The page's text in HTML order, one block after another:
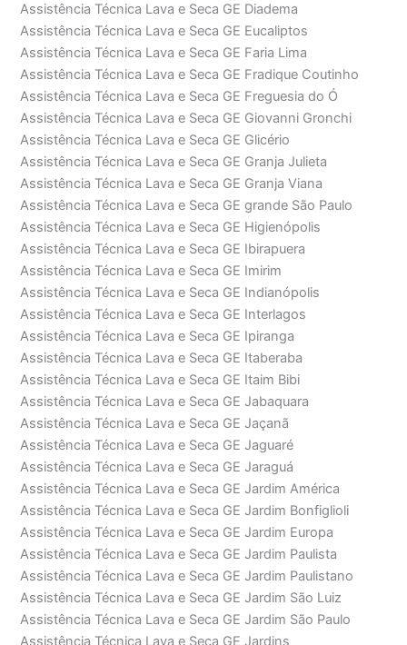
Assistência Técnica Lava e Seca GE Diadema
Assistência Técnica Lava e Seca GE Eucaliptos
Assistência Técnica Lava e Seca GE Faria Lima
Assistência Técnica Lava e Seca GE Fradique Coutinho
Assistência Técnica Lava e Seca GE Freguesia do Ó
Assistência Técnica Lava e Seca GE Giovanni Gronchi
Assistência Técnica Lava e Seca GE Glicério
Assistência Técnica Lava e Seca GE Granja Julieta
Assistência Técnica Lava e Seca GE Granja Viana
Assistência Técnica Lava e Seca GE grande São Paulo
Assistência Técnica Lava e Seca GE Higienópolis
Assistência Técnica Lava e Seca GE Ibirapuera
Assistência Técnica Lava e Seca GE Imirim
Assistência Técnica Lava e Seca GE Indianópolis
Assistência Técnica Lava e Seca GE Interlagos
Assistência Técnica Lava e Seca GE Ipiranga
Assistência Técnica Lava e Seca GE Itaberaba
Assistência Técnica Lava e Seca GE Itaim Bibi
Assistência Técnica Lava e Seca GE Jabaquara
Assistência Técnica Lava e Seca GE Jaçanã
Assistência Técnica Lava e Seca GE Jaguaré
Assistência Técnica Lava e Seca GE Jaraguá
Assistência Técnica Lava e Seca GE Jardim América
Assistência Técnica Lava e Seca GE Jardim Bonfiglioli
Assistência Técnica Lava e Seca GE Jardim Europa
Assistência Técnica Lava e Seca GE Jardim Paulista
Assistência Técnica Lava e Seca GE Jardim Paulistano
Assistência Técnica Lava e Seca GE Jardim São Luiz
Assistência Técnica Lava e Seca GE Jardim São Paulo
Assistência Técnica Lava e Seca GE Jardins